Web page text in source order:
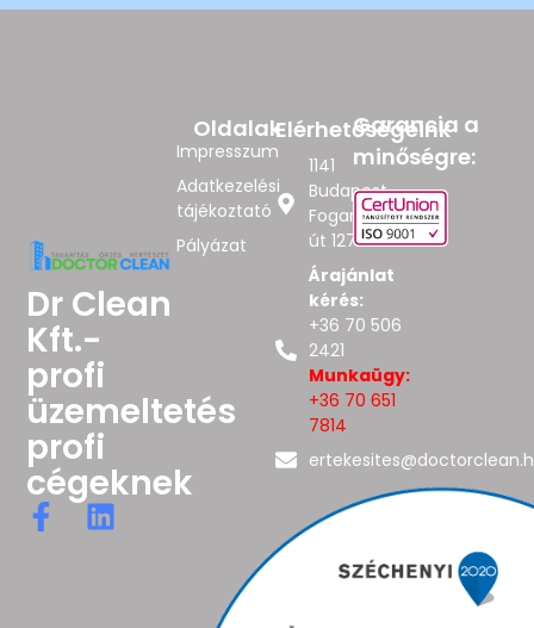
Dr Clean
Kft.-
profi
üzemeltetés
profi
cégeknek
Elérhetőségeink
1141
Budapest,
Fogarasi
út 127.
Árajánlat
kérés:
+36 70 506
2421
Munkaügy:
+36 70 651
7814
Oldalak
Impresszum
Adatkezelési
tájékoztató
Pályázat
Garancia a
minőségre: